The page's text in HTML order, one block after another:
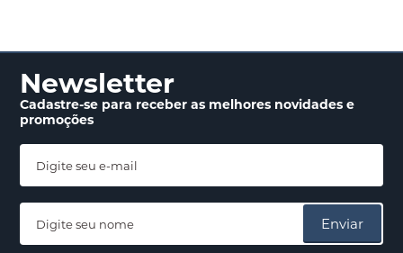
Newsletter
Cadastre-se para receberas melhores novidadese
promoções
Enviar